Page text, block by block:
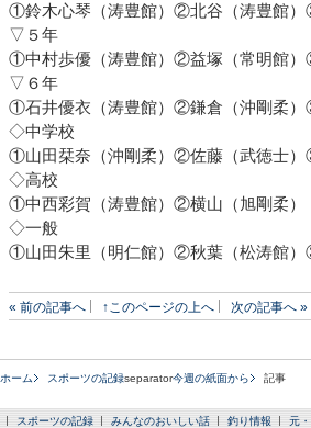
①鈴木心琴（涛豊館）②北谷（涛豊館
▽５年
①中村歩優（涛豊館）②益塚（常明館
▽６年
①石井優衣（涛豊館）②鎌倉（沖剛柔
◇中学校
①山田栞奈（沖剛柔）②佐藤（武徳士
◇高校
①中西彩賀（涛豊館）②横山（旭剛柔）
◇一般
①山田朱里（明仁館）②秋葉（松涛館
« 前の記事へ ↑このページの上へ 次の記事へ »
ホーム スポーツの記録separator今週の紙面から 記事
スポーツの記録 みんなのおいしい話 釣り情報 元